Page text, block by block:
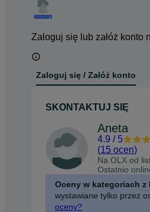
Zaloguj się lub załóż konto
Zaloguj się / Załóż konto
SKONTAKTUJ SIĘ
Aneta
4.9 / 5
(15 ocen)
Na OLX od
Ostatnio
Oceny w kategoriach z
wystawiane tylko przez
oceny?